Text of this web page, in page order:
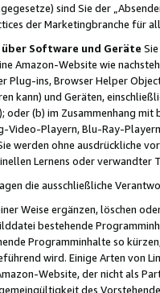
sind Sie der
der Marketingbranche für
Software und Geräte
Amazon-Website wie
Plug-ins, Browser Helper
kann) und Geräten,
oder (b) im Zusammenhang
Playern, Blu-Ray-
werden ohne ausdrückliche
Lernens oder
die ausschließliche
Weise ergänzen, löschen
bestehende
Programminhalte so
wird. Einige Arten von
Website, der nicht als
des